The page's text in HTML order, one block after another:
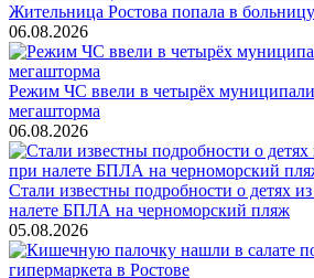
Жительница Ростова попала в
06.08.2026
Режим ЧС ввели в четырёх
мегашторма
06.08.2026
Стали известны подробности о детях
налете БПЛА на черноморский пляж
05.08.2026